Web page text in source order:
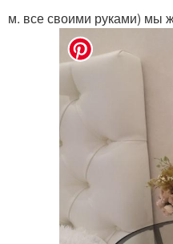
м. все своими руками) мы